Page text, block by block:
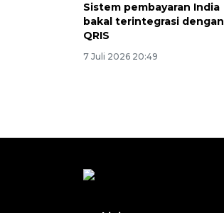
Sistem pembayaran India
bakal terintegrasi dengan
QRIS
7 Juli 2026 20:49